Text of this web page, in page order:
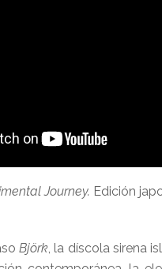
Journey. Edición
Björk, la díscola sirena